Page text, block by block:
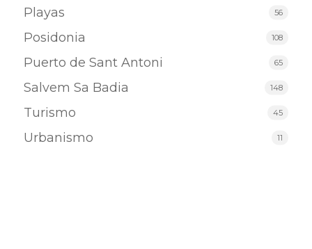
Playas 56
Posidonia 108
Puerto de Sant Antoni 65
Salvem Sa Badia 148
Turismo 45
Urbanismo 11